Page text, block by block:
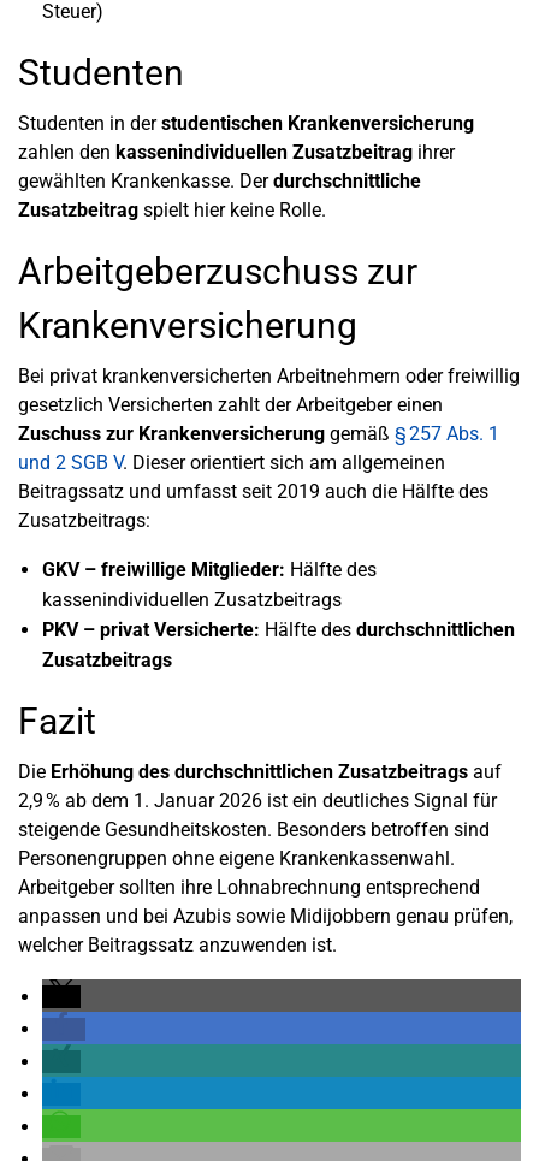
Steuer)
Studenten
Studenten in derstudentischen Krankenversicherung
zahlen den kassenindividuellen Zusatzbeitrag ihrer
gewählten Krankenkasse. Derdurchschnittliche
Zusatzbeitrag spielt hier keine Rolle.
Arbeitgeberzuschuss zur
Krankenversicherung
Bei privat krankenversicherten Arbeitnehmern oder freiwillig
gesetzlich Versicherten zahlt der Arbeitgeber einen
Zuschuss zur Krankenversicherung gemäß § 257 Abs. 1
und 2 SGB V. Dieser orientiert sich am allgemeinen
Beitragssatz und umfasst seit 2019 auch die Hälfte des
Zusatzbeitrags:
GKV – freiwillige Mitglieder: Hälfte des
kassenindividuellen Zusatzbeitrags
PKV – privat Versicherte: Hälfte des durchschnittlichen
Zusatzbeitrags
Fazit
Die Erhöhung des durchschnittlichen Zusatzbeitrags auf
2,9 % ab dem 1. Januar 2026 ist ein deutliches Signal für
steigende Gesundheitskosten. Besonders betroffen sind
Personengruppen ohne eigene Krankenkassenwahl.
Arbeitgeber sollten ihre Lohnabrechnung entsprechend
anpassen und bei Azubis sowie Midijobbern genau prüfen,
welcher Beitragssatz anzuwenden ist.